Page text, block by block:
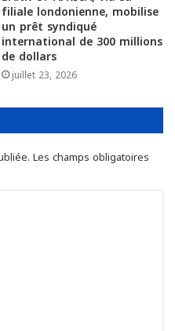
filiale londonienne, mobilise
un prêt syndiqué
international de 300 millions
de dollars
juillet 23, 2026
Les champs obligatoires